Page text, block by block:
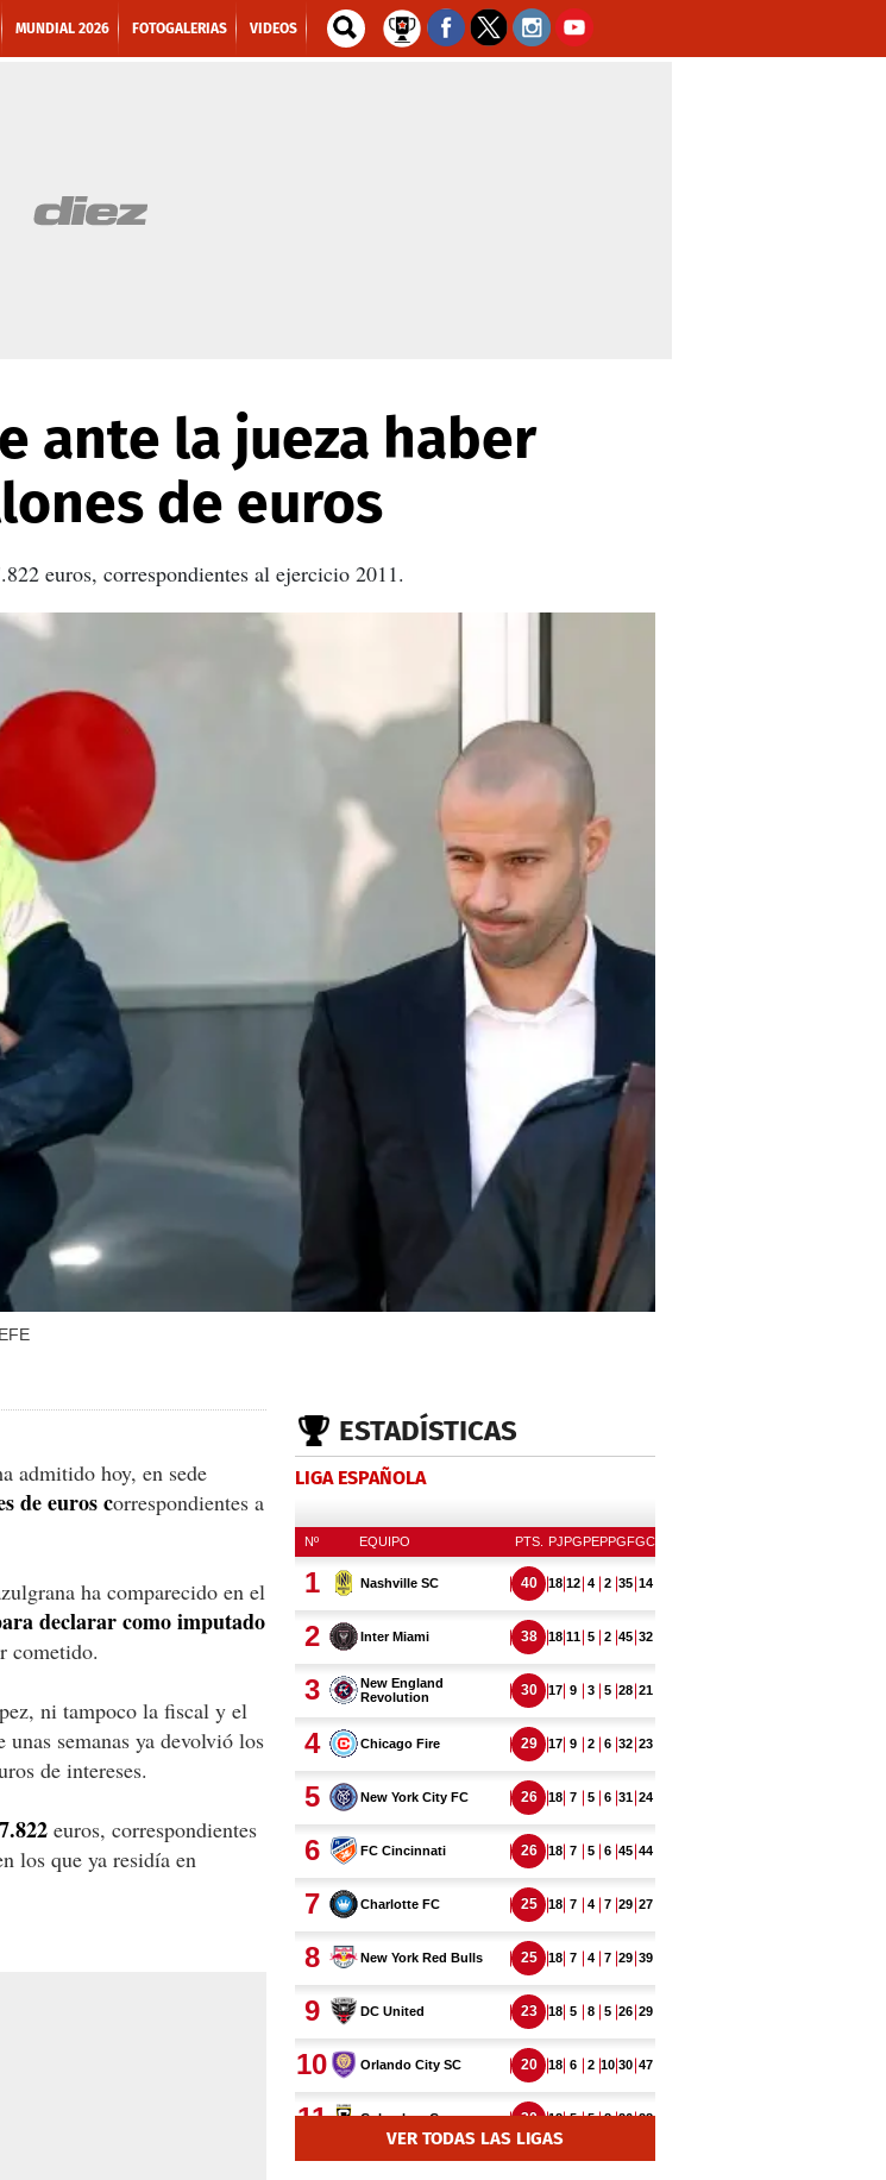
MUNDIAL 2026 FOTOGALERIAS VIDEOS
ante la jueza haber
de euros
euros, correspondientes al ejercicio 2011.
admitido hoy, en sede
de euros correspondientes a
ha comparecido en el
declarar como imputado
cometido.
ni tampoco la fiscal y el
unas semanas ya devolvió los
de intereses.
euros, correspondientes
los que ya residía en
ESTADÍSTICAS
LIGA ESPAÑOLA
VER TODAS LAS LIGAS